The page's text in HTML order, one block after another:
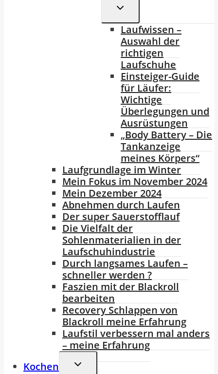
Untermenü
Laufwissen –
Auswahl der
richtigen
Laufschuhe
Einsteiger-Guide
für Läufer:
Wichtige
Überlegungen und
Ausrüstungen
„Body Battery – Die
Tankanzeige
meines Körpers“
Laufgrundlage im Winter
Mein Fokus im November 2024
Mein Dezember 2024
Abnehmen durch Laufen
Der super Sauerstofflauf
Die Vielfalt der
Sohlenmaterialien in der
Laufschuhindustrie
Durch langsames Laufen –
schneller werden ?
Faszien mit der Blackroll
bearbeiten
Recovery Schlappen von
Blackroll meine Erfahrung
Laufstil verbessern mal anders
– meine Erfahrung
Kochen
Untermenü